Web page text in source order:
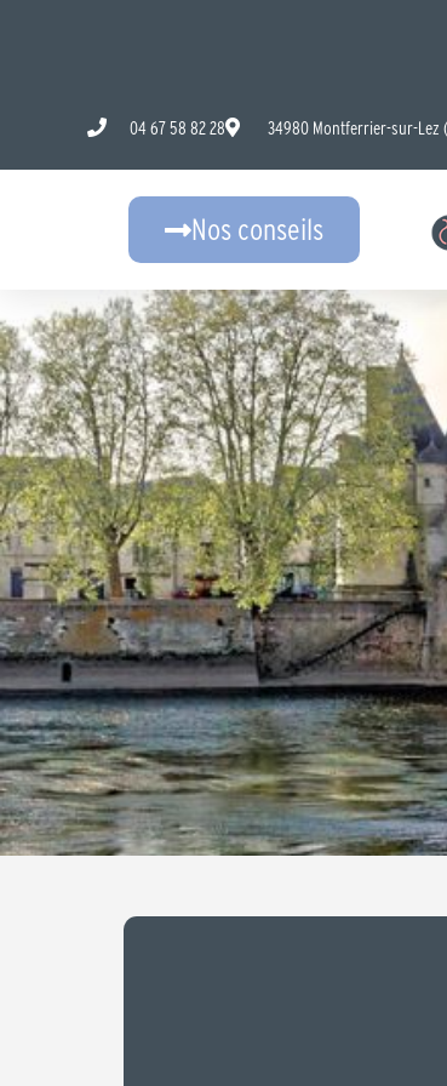
04 67 58 82 28 34980 Montferrier-sur-Lez
Nos conseils